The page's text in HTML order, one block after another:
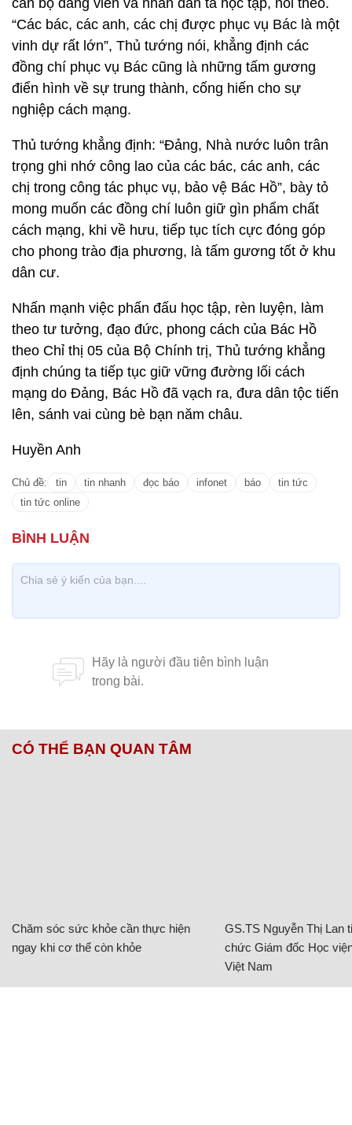
cán bộ đảng viên và nhân dân ta học tập, noi theo.
“Các bác, các anh, các chị được phục vụ Bác là một
vinh dự rất lớn”, Thủ tướng nói, khẳng định các
đồng chí phục vụ Bác cũng là những tấm gương
điển hình về sự trung thành, cống hiến cho sự
nghiệp cách mạng.
Thủ tướng khẳng định: “Đảng, Nhà nước luôn trân
trọng ghi nhớ công lao của các bác, các anh, các
chị trong công tác phục vụ, bảo vệ Bác Hồ”, bày tỏ
mong muốn các đồng chí luôn giữ gìn phẩm chất
cách mạng, khi về hưu, tiếp tục tích cực đóng góp
cho phong trào địa phương, là tấm gương tốt ở khu
dân cư.
Nhấn mạnh việc phấn đấu học tập, rèn luyện, làm
theo tư tưởng, đạo đức, phong cách của Bác Hồ
theo Chỉ thị 05 của Bộ Chính trị, Thủ tướng khẳng
định chúng ta tiếp tục giữ vững đường lối cách
mạng do Đảng, Bác Hồ đã vạch ra, đưa dân tộc tiến
lên, sánh vai cùng bè bạn năm châu.
Huyền Anh
Chủ đề: tin tin nhanh đọc báo infonet báo
tin tức
tin tức online
CÓ THỂ BẠN QUAN TÂM
Chăm sóc sức khỏe cần thực hiện
ngay khi cơ thể còn khỏe
GS.TS Nguyễn Thị Lan
chức Giám đốc Học
Việt Nam